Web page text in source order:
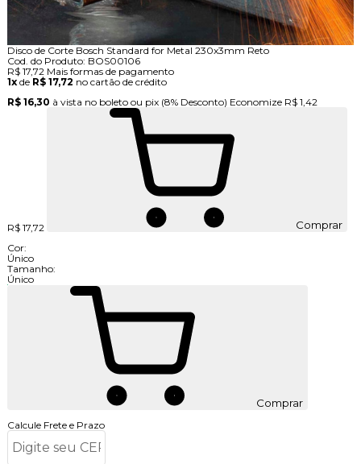
Disco de Corte Bosch Standard for Metal 230x3mm Reto
Cod. do Produto: BOS00106
R$ 17,72 Mais formas de pagamento
1xde R$ 17,72 no cartão de crédito
R$ 16,30 à vista no boleto ou pix (8% Desconto) Economize R$ 1,42
R$ 17,72 Comprar
Cor:
Único
Tamanho:
Único
Comprar
Calcule Frete e Prazo